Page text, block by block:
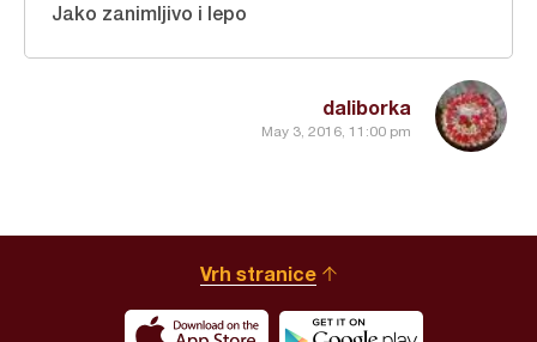
daliborka
May 3, 2016, 11:00 pm
Jako zanimljivo i lepo
Vrh stranice